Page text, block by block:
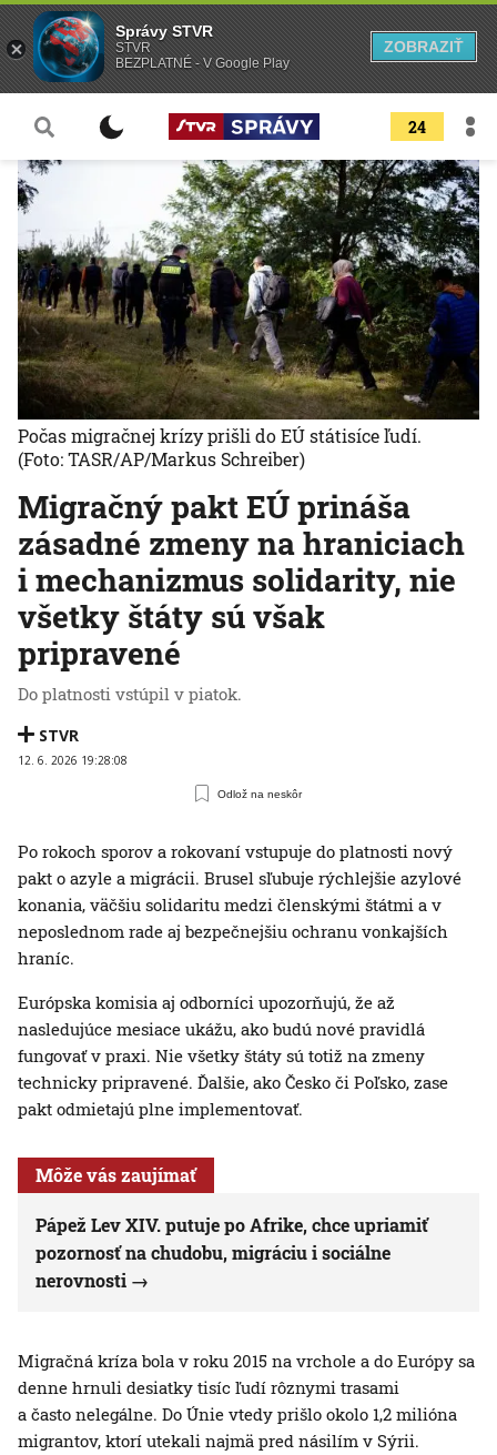
24
Migračný pakt EÚ prináša
zásadné zmeny na hraniciach
i mechanizmus solidarity, nie
všetky štáty sú však
pripravené
Do platnosti vstúpil v piatok.
STVR
12. 6. 2026 19:28:08
Odlož na neskôr
Počas migračnej krízy prišli do EÚ státisíce ľudí.
(Foto: TASR/AP/Markus Schreiber)
Po rokoch sporov a rokovaní vstupuje do platnosti nový
pakt o azyle a migrácii. Brusel sľubuje rýchlejšie azylové
konania, väčšiu solidaritu medzi členskými štátmi a v
neposlednom rade aj bezpečnejšiu ochranu vonkajších
hraníc.
Európska komisia aj odborníci upozorňujú, že až
nasledujúce mesiace ukážu, ako budú nové pravidlá
fungovať v praxi. Nie všetky štáty sú totiž na zmeny
technicky pripravené. Ďalšie, ako Česko či Poľsko, zase
pakt odmietajú plne implementovať.
Môže vás zaujímať
Pápež Lev XIV. putuje po Afrike, chce upriamiť
pozornosť na chudobu, migráciu i sociálne
nerovnosti
Migračná kríza bola v roku 2015 na vrchole a do Európy sa
denne hrnuli desiatky tisíc ľudí rôznymi trasami
a často nelegálne. Do Únie vtedy prišlo okolo 1,2 milióna
migrantov, ktorí utekali najmä pred násilím v Sýrii.
Správy STVR
STVR
BEZPLATNÉ - V Google Play
ZOBRAZIŤ